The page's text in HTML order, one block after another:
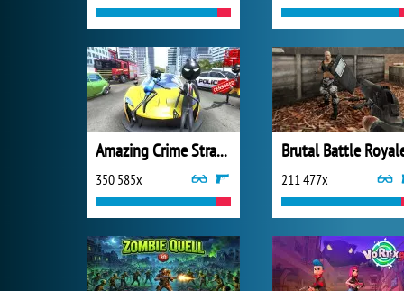
Amazing Crime Strange Stickman
350 585x
Brutal Battle
211 477x